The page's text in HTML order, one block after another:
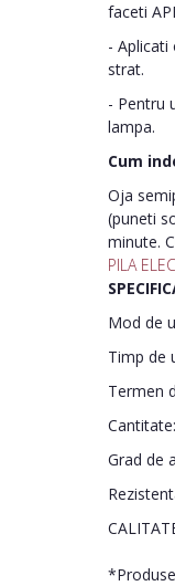
faceti
-
strat.
- Pentru
lampa.
Cum
Oja
(puneti
minute.
PILA
Mod de
Timp de
Termen
Grad de